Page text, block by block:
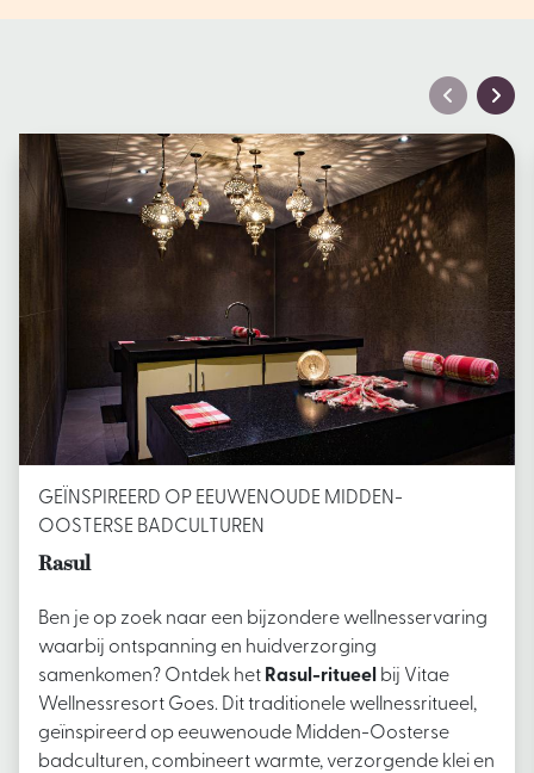
GEÏNSPIREERD OP EEUWENOUDE MIDDEN-
OOSTERSE BADCULTUREN
Rasul
Ben je op zoek naar een bijzondere wellnesservaring
waarbij ontspanning en huidverzorging
samenkomen? Ontdek het Rasul-ritueel bij Vitae
Wellnessresort Goes. Dit traditionele wellnessritueel,
geïnspireerd op eeuwenoude Midden-Oosterse
badculturen, combineert warmte, verzorgende klei en